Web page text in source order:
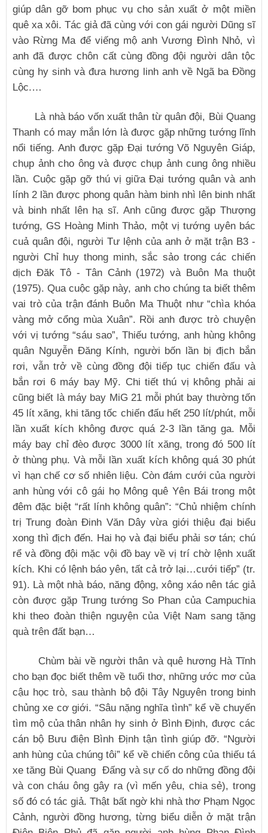
giúp dân gỡ bom phục vụ cho sản xuất ở một miền
quê xa xôi. Tác giả đã cùng với con gái người Dũng sĩ
vào Rừng Ma để viếng mộ anh Vương Đình Nhỏ, vì
anh đã được chôn cất cùng đồng đội người dân tộc
cùng hy sinh và đưa hương linh anh về Ngã ba Đồng
Lộc.…
Là nhà báo vốn xuất thân từ quân đội, Bùi Quang
Thanh có may mắn lớn là được gặp những tướng lĩnh
nổi tiếng. Anh được gặp Đại tướng Võ Nguyên Giáp,
chụp ảnh cho ông và được chụp ảnh cung ông nhiều
lần. Cuộc gặp gỡ thú vị giữa Đại tướng quân và anh
lính 2 lần được phong quân hàm binh nhì lên binh nhất
và binh nhất lên hạ sĩ. Anh cũng được gặp Thượng
tướng, GS Hoàng Minh Thảo, một vị tướng uyên bác
cuả quân đội, người Tư lệnh của anh ở mặt trận B3 -
người Chỉ huy thong minh, sắc sảo trong các chiến
dịch Đăk Tô - Tân Cảnh (1972) và Buôn Ma thuột
(1975). Qua cuộc gặp này, anh cho chúng ta biết thêm
vai trò của trận đánh Buôn Ma Thuột như “chìa khóa
vàng mở cổng mùa Xuân”. Rồi anh được trò chuyện
với vị tướng “sáu sao”, Thiếu tướng, anh hùng không
quân Nguyễn Đăng Kính, người bốn lần bị địch bắn
rơi, vẫn trở về cùng đồng đội tiếp tục chiến đấu và
bắn rơi 6 máy bay Mỹ. Chi tiết thú vị không phải ai
cũng biết là máy bay MiG 21 mỗi phút bay thường tốn
45 lít xăng, khi tăng tốc chiến đấu hết 250 lít/phút, mỗi
lần xuất kích không được quá 2-3 lần tăng ga. Mỗi
máy bay chỉ đèo được 3000 lít xăng, trong đó 500 lít
ở thùng phụ. Và mỗi lần xuất kích không quá 30 phút
vì hạn chế cơ số nhiên liệu. Còn đám cưới của người
anh hùng với cô gái họ Mông quê Yên Bái trong một
đêm đặc biệt “rất lính không quân”: “Chủ nhiệm chính
trị Trung đoàn Đinh Văn Dây vừa giới thiệu đại biểu
xong thì địch đến. Hai họ và đại biểu phải sơ tán; chú
rể và đồng đội mặc vội đồ bay về vị trí chờ lệnh xuất
kích. Khi có lệnh báo yên, tất cả trở lại…cưới tiếp” (tr.
91). Là một nhà báo, năng động, xông xáo nên tác giả
còn được gặp Trung tướng So Phan của Campuchia
khi theo đoàn thiện nguyện của Việt Nam sang tặng
quà trên đất bạn…
Chùm bài về người thân và quê hương Hà Tĩnh
cho bạn đọc biết thêm về tuổi thơ, những ước mơ của
cậu học trò, sau thành bộ đội Tây Nguyên trong binh
chủng xe cơ giới. “Sâu nặng nghĩa tình” kể về chuyến
tìm mộ của thân nhân hy sinh ở Bình Định, được các
cán bộ Bưu điện Bình Định tận tình giúp đỡ. “Người
anh hùng của chúng tôi” kể về chiến công của thiếu tá
xe tăng Bùi Quang Đấng và sự cố do những đồng đội
và con cháu ông gây ra (vì mến yêu, chia sẻ), trong
số đó có tác giả. Thật bất ngờ khi nhà thơ Phạm Ngọc
Cảnh, người đồng hương, từng biểu diễn ở mặt trận